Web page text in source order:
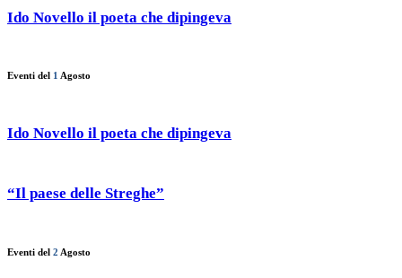
Ido Novello il poeta che dipingeva
Eventi del 1 Agosto
Ido Novello il poeta che dipingeva
“Il paese delle Streghe”
Eventi del 2 Agosto